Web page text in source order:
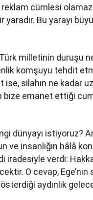
cümlesi
yaradır. Bu yarayı
milletinin duruşu
komşuyu tehdit
ise, silahın ne kadar
emanet ettiği
dünyayı istiyoruz?
ve insanlığın hâlâ
iradesiyle verdi:
O cevap, Ege’nin
aydınlık